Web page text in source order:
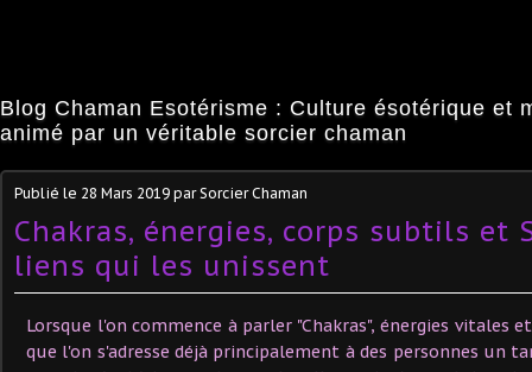
Blog Chaman Esotérisme : Culture ésotérique et
animé par un véritable sorcier chaman
Publié le 28 Mars 2019 par Sorcier Chaman
Chakras, énergies, corps subtils et
liens qui les unissent
Lorsque l'on commence à parler "Chakras", énergies vitales
que l'on s'adresse déjà principalement à des personnes un